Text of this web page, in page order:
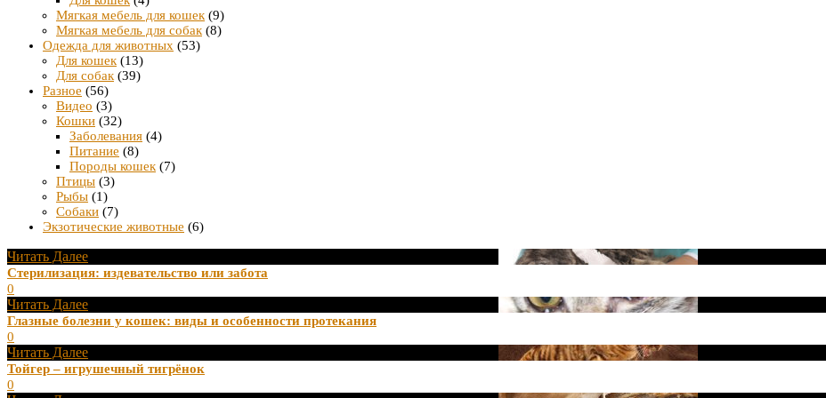
Мягкая мебель для кошек(9)
Мягкая мебель для собак(8)
Одежда для животных (53)
Для кошек(13)
Для собак(39)
Разное (56)
Видео (3)
Кошки (32)
Заболевания (4)
Питание (8)
Породы кошек(7)
Птицы (3)
Рыбы (1)
Собаки (7)
Экзотические животные (6)
Читать Далее
Стерилизация: издевательство или забота
0
Читать Далее
Глазные болезни у кошек: виды и особенности протекания
0
Читать Далее
Тойгер – игрушечный тигрёнок
0